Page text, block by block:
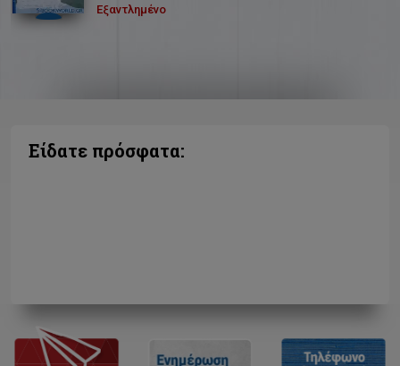
Εξαντλημένο
Είδατε πρόσφατα: